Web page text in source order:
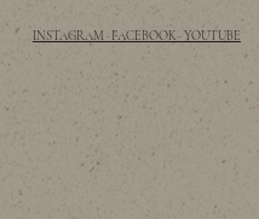
INSTAGRAM · FACEBOOK · YOUTUBE